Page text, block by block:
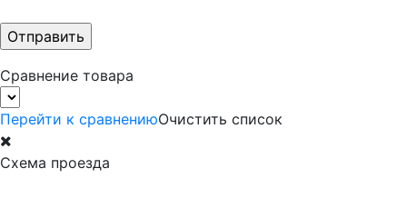
Сравнение товара
Перейти к сравнениюОчистить список
Схема проезда